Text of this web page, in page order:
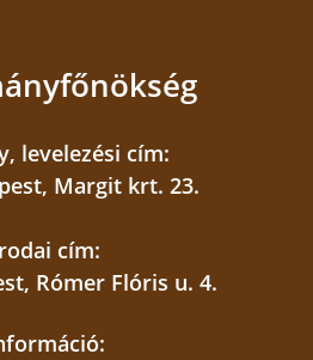
levelezési cím:
Margit krt. 23.
cím:
Rómer Flóris u. 4.